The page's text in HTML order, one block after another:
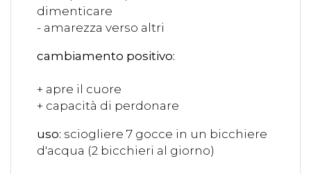
dimenticare
- amarezza verso altri
cambiamento positivo:
+ apre il cuore
+ capacità di perdonare
uso: sciogliere 7 gocce in un bicchiere
d'acqua (2 bicchieri al giorno)